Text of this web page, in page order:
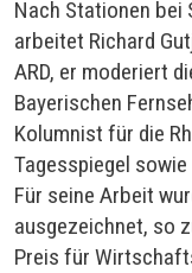
Nach Stationen bei
arbeitet Richard
ARD, er moderiert
Bayerischen
Kolumnist für die
Tagesspiegel
Für seine Arbeit
ausgezeichnet, so
Preis für